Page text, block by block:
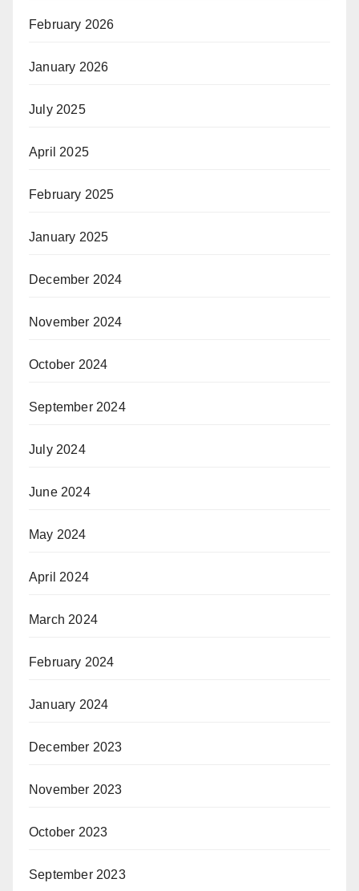
February 2026
January 2026
July 2025
April 2025
February 2025
January 2025
December 2024
November 2024
October 2024
September 2024
July 2024
June 2024
May 2024
April 2024
March 2024
February 2024
January 2024
December 2023
November 2023
October 2023
September 2023